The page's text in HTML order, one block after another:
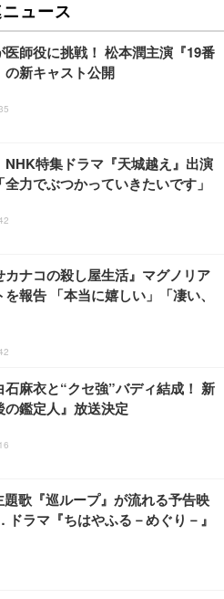
Ryzen 7 5700X メモリ32GB NV
11 Home CX200M ホワイト
Lenovo ThinkCentre M75s Gen2 Ry
メモリ16GB SSD256GB Window
2021 Type-C Wi-Fi Bluetooth D
ゲーミングPC デスクトップ タワー
h 10世代 Core i7-10700 - RTX 406
リ - 大容量 SSD1.0TB - Windows
Dell OptiPlex SFF Plus 7010 デスク
13500 DDR4 メモリ32GB SSD51
Office 2021 DisplayPort/HDMI U
省スペース ビジネスPC/Wi-Fi USB
引クーポン毎月付与 端末買い切り
利用分だけ都度チャージ 充電不要
海外利用可能 ([X200]100GB/365日)
100GB 充電式 リチャージ 型 ポケ
要 月額費用なし 【紛失・水濡れ・
保証】 工事不要 長時間利用 ギガ
】超ロングバッテリー 100GB 365
ット WiFi モバイルルーター 契約返
無し 簡単ギガチャージ リチャージ
】バッテリー35時間 100GB 365日
WiFi 海外利用可能【SEProBK-100
スレッド 最大4.5GHz Win11 Pro 小
Wi-Fi 6E BT5.2 8K3画面同時出
USB-C M.2 SSD 16TB拡張対応
ミニPC ゲーミングPC
12世代 N95 省電力 N97より高速】B
pc N95 4C/4T 15W 最大3.4GHz 1
SSD 小型PC 8TB拡張M.2_N
G11初登場 AMD Ryzen Embedde
DDR4＋256GB SSD動作より安
4K×3画面出力・2.5GLAN HDMI 2.
士通 ESPRIMO Q558 ミニPC i5第
Win11 Office2021 WiFi
ュース
医師役に挑戦！ 松本潤主演『19番
の新キャスト公開
NHK特集ドラマ『天城越え』出演
力でぶつかっていきたいです」
カナコの殺し屋生活』マグノリア
報告 「本当に嬉しい」「凄い、
石麻衣と“クセ強”バディ結成！ 新
の鑑定人』放送決定
歌『巡ループ』が流れる予告映
ラマ『ちはやふる－めぐり－』